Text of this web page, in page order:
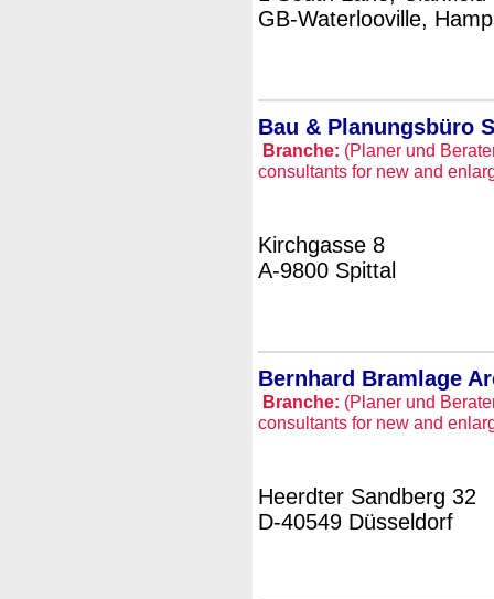
GB-Waterlooville,
Bau & Planungsbüro
Branche: (Planer und
consultants for new and
Kirchgasse 8
A-9800 Spittal
Bernhard Bramlage
Branche: (Planer und
consultants for new and
Heerdter Sandberg 32
D-40549 Düsseldorf